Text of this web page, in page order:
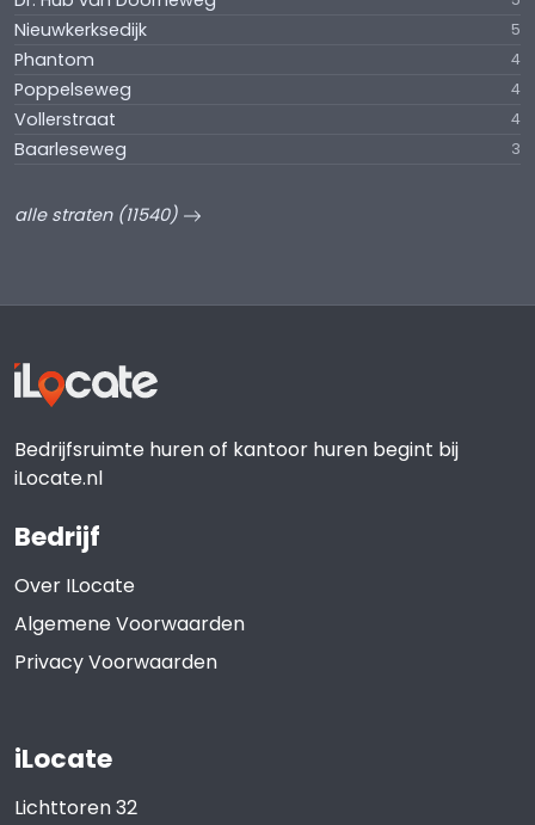
Nieuwkerksedijk 5
Phantom 4
Poppelseweg 4
Vollerstraat 4
Baarleseweg 3
alle straten (11540)
Bedrijfsruimte huren of kantoor huren begint bij
iLocate.nl
Bedrijf
Over ILocate
Algemene Voorwaarden
Privacy Voorwaarden
iLocate
Lichttoren 32